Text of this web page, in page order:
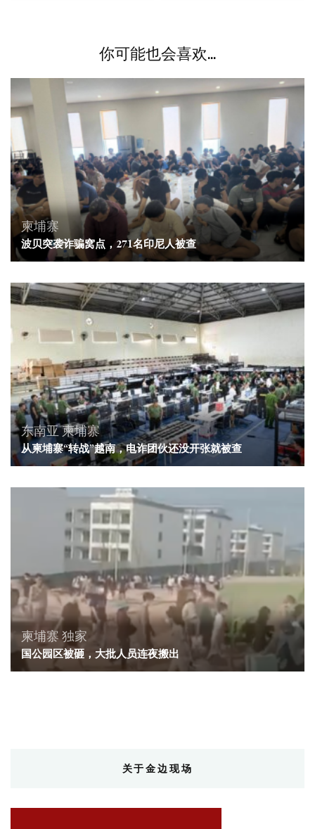
你可能也会喜欢...
柬埔寨
波贝突袭诈骗窝点，271名印尼人被查
东南亚柬埔寨
从柬埔寨“转战”越南，电诈团伙还没开张就被查
柬埔寨独家
国公园区被砸，大批人员连夜搬出
关于金边现场